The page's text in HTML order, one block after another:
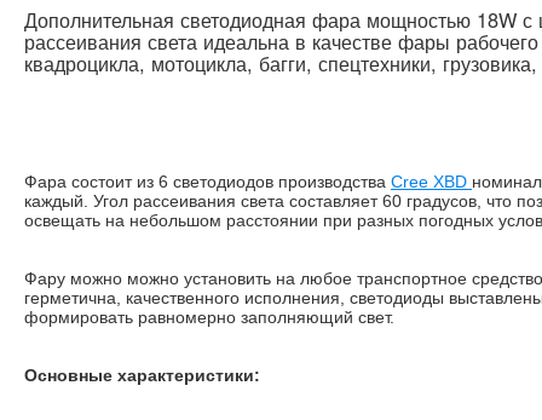
Дополнительная светодиодная фара мощностью 18W
рассеивания света идеальна в качестве фары
квадроцикла, мотоцикла, багги, спецтехники,
Фара состоит из 6 светодиодов производства Cree XBD
каждый. Угол рассеивания света составляет 60 градусов, что
освещать на небольшом расстоянии при разных погодных
Фару можно можно установить на любое транспортное
герметична, качественного исполнения, светодиоды
формировать равномерно заполняющий свет.
Основные характеристики: